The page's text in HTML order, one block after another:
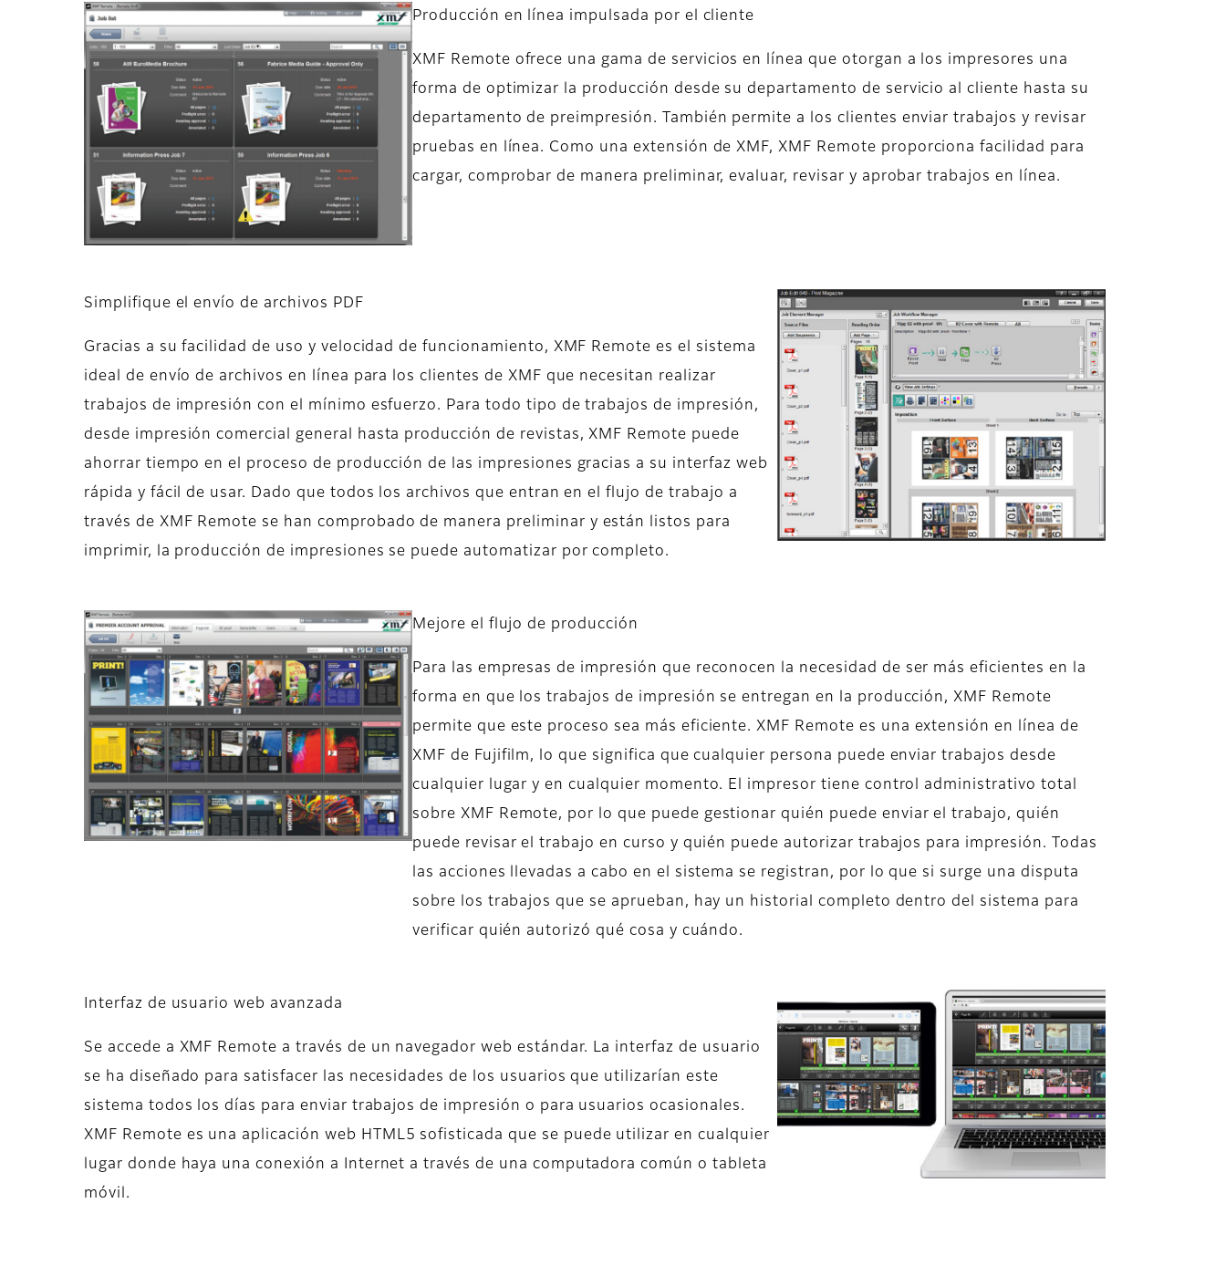
Producción en línea impulsada por el cliente
XMF Remote ofrece una gama de servicios en línea que otorgan a los impresores una
forma de optimizar la producción desde su departamento de servicio al cliente hasta su
departamento de preimpresión. También permite a los clientes enviar trabajos y revisar
pruebas en línea. Como una extensión de XMF, XMF Remote proporciona facilidad para
cargar, comprobar de manera preliminar, evaluar, revisar y aprobar trabajos en línea.
Simplifique el envío de archivos PDF
Gracias a su facilidad de uso y velocidad de funcionamiento, XMF Remote es el sistema
ideal de envío de archivos en línea para los clientes de XMF que necesitan realizar
trabajos de impresión con el mínimo esfuerzo. Para todo tipo de trabajos de impresión,
desde impresión comercial general hasta producción de revistas, XMF Remote puede
ahorrar tiempo en el proceso de producción de las impresiones gracias a su interfaz web
rápida y fácil de usar. Dado que todos los archivos que entran en el flujo de trabajo a
través de XMF Remote se han comprobado de manera preliminar y están listos para
imprimir, la producción de impresiones se puede automatizar por completo.
Mejore el flujo de producción
Para las empresas de impresión que reconocen la necesidad de ser más eficientes en la
forma en que los trabajos de impresión se entregan en la producción, XMF Remote
permite que este proceso sea más eficiente. XMF Remote es una extensión en línea de
XMF de Fujifilm, lo que significa que cualquier persona puede enviar trabajos desde
cualquier lugar y en cualquier momento. El impresor tiene control administrativo total
sobre XMF Remote, por lo que puede gestionar quién puede enviar el trabajo, quién
puede revisar el trabajo en curso y quién puede autorizar trabajos para impresión. Todas
las acciones llevadas a cabo en el sistema se registran, por lo que si surge una disputa
sobre los trabajos que se aprueban, hay un historial completo dentro del sistema para
verificar quién autorizó qué cosa y cuándo.
Interfaz de usuario web avanzada
Se accede a XMF Remote a través de un navegador web estándar. La interfaz de usuario
se ha diseñado para satisfacer las necesidades de los usuarios que utilizarían este
sistema todos los días para enviar trabajos de impresión o para usuarios ocasionales.
XMF Remote es una aplicación web HTML5 sofisticada que se puede utilizar en cualquier
lugar donde haya una conexión a Internet a través de una computadora común o tableta
móvil.